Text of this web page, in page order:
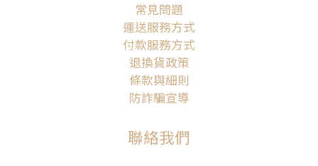
常見問題
運送服務方式
付款服務方式
退換貨政策
條款與細則
防詐騙宣導
聯絡我們